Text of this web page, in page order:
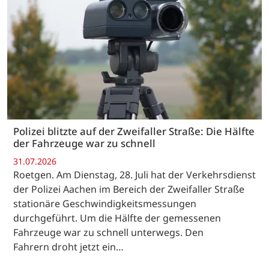
Polizei blitzte auf der Zweifaller Straße: Die Hälfte
der Fahrzeuge war zu schnell
31.07.2026
Roetgen. Am Dienstag, 28. Juli hat der Verkehrsdienst
der Polizei Aachen im Bereich der Zweifaller Straße
stationäre Geschwindigkeitsmessungen
durchgeführt. Um die Hälfte der gemessenen
Fahrzeuge war zu schnell unterwegs. Den
Fahrern droht jetzt ein…